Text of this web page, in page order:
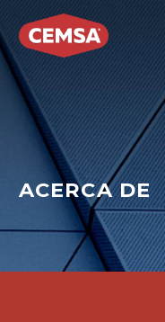
ACERCA DE